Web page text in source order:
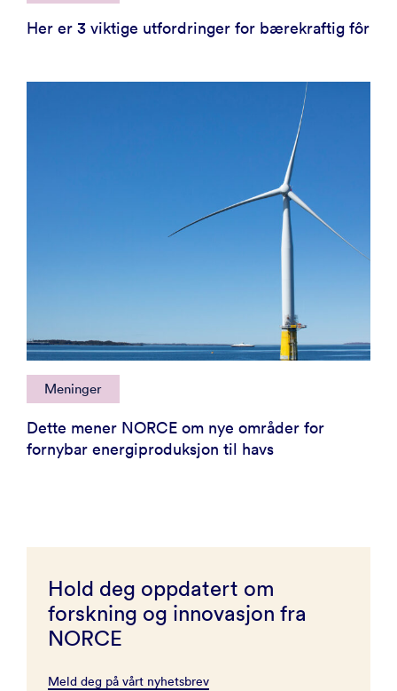
Her er 3 viktige utfordringer for bærekraftig fôr
Meninger
Dette mener NORCE om nye områder for
fornybar energiproduksjon til havs
Hold deg oppdatert om
forskning og innovasjon fra
NORCE
Meld deg på vårt nyhetsbrev